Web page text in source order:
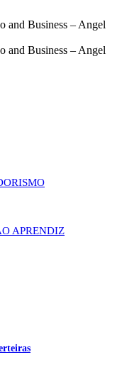
APRENDIZ